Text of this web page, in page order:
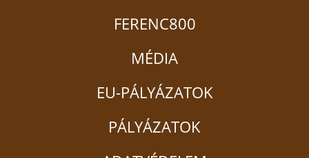
FERENC800
MÉDIA
EU-PÁLYÁZATOK
PÁLYÁZATOK